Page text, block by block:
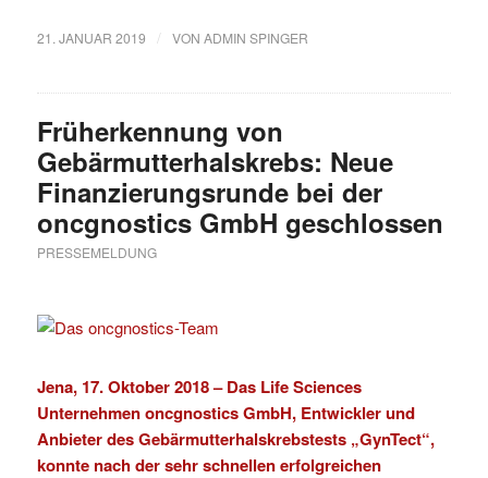
21. JANUAR 2019 / VON ADMIN SPINGER
Früherkennung von
Gebärmutterhalskrebs: Neue
Finanzierungsrunde bei der
oncgnostics GmbH geschlossen
PRESSEMELDUNG
Jena, 17. Oktober 2018 –Das Life Sciences
Unternehmenoncgnostics GmbH, Entwickler und
Anbieter des Gebärmutterhalskrebstests „GynTect“,
konnte nach der sehr schnellen erfolgreichen